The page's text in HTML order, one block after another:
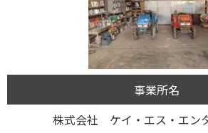
事業所名
株式会社 ケイ・エス・エン